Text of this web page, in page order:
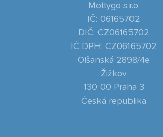
Mottygo s.r.o.
IČ: 06165702
DIČ: CZ06165702
IČ DPH: CZ06165702
Olšanská 2898/4e
Žižkov
130 00 Praha 3
Česká republika